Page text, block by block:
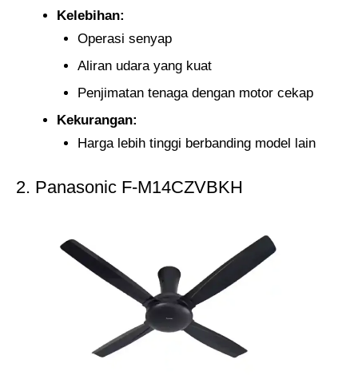
Kelebihan:
Operasi senyap​
Aliran udara yang kuat
Penjimatan tenaga dengan motor cekap​
Kekurangan:
Harga lebih tinggi berbanding model lain​
2. Panasonic F-M14CZVBKH